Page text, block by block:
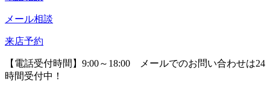
メール相談
来店予約
【電話受付時間】9:00～18:00
メールでのお問い合わせは24
時間受付中！